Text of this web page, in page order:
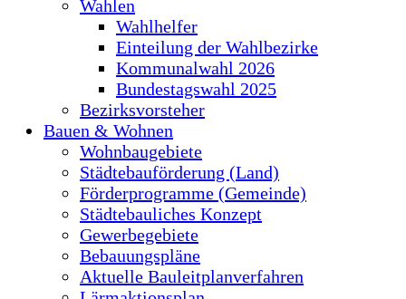
Wahlen
Wahlhelfer
Einteilung der Wahlbezirke
Kommunalwahl 2026
Bundestagswahl 2025
Bezirksvorsteher
Bauen & Wohnen
Wohnbaugebiete
Städtebauförderung (Land)
Förderprogramme (Gemeinde)
Städtebauliches Konzept
Gewerbegebiete
Bebauungspläne
Aktuelle Bauleitplanverfahren